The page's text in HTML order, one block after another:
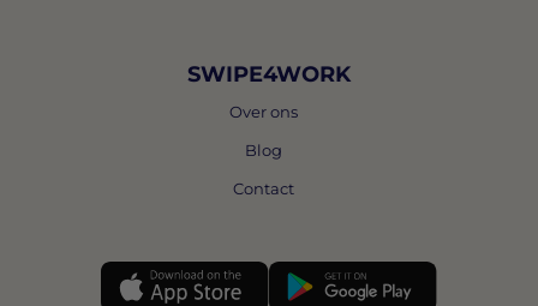
SWIPE4WORK
Over ons
Blog
Contact